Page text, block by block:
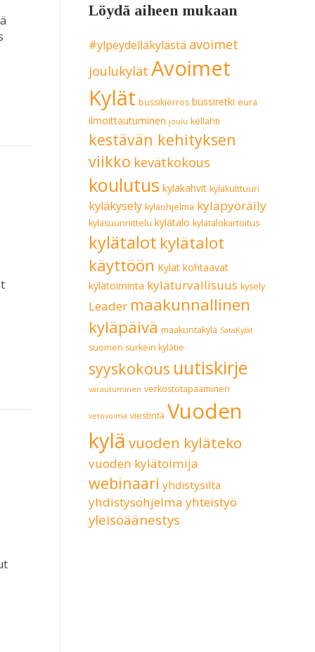
Löydä aiheen mukaan
#ylpeydelläkylästä avoimet
joulukylät Avoimet
Kylät bussikierros bussiretki eura
ilmoittautuminen joulu kellahti
kestävän kehityksen
viikko kevätkokous
koulutus kyläkahvit kyläkulttuuri
kyläkysely kyläohjelma kyläpyöräily
kyläsuunnittelu kylätalo kylätalokartoitus
kylätalot kylätalot
käyttöön Kylät kohtaavat
kylätoiminta kyläturvallisuus kysely
Leader maakunnallinen
kyläpäivä maakuntakylä SataKylät
suomen surkein kylätie
syyskokous uutiskirje
varautuminen verkostotapaaminen
vetovoima viestintä Vuoden
kylä vuoden kyläteko
vuoden kylätoimija
webinaari yhdistysilta
yhdistysohjelma yhteistyö
yleisöäänestys